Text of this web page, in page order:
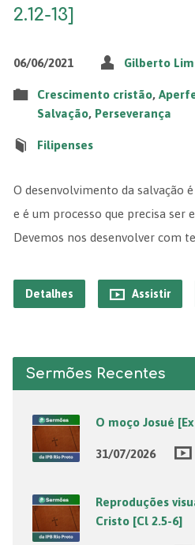
2.12-13]
06/06/2021 Gilberto
Crescimento cristão,
Salvação, Perseverança
Filipenses
O desenvolvimento da salvação
e é um processo que precisa ser
Devemos nos desenvolver com
Detalhes Assistir
Sermões Recentes
O moço Josué
31/07/2026
Reproduções
Cristo [Cl 2.5-6]